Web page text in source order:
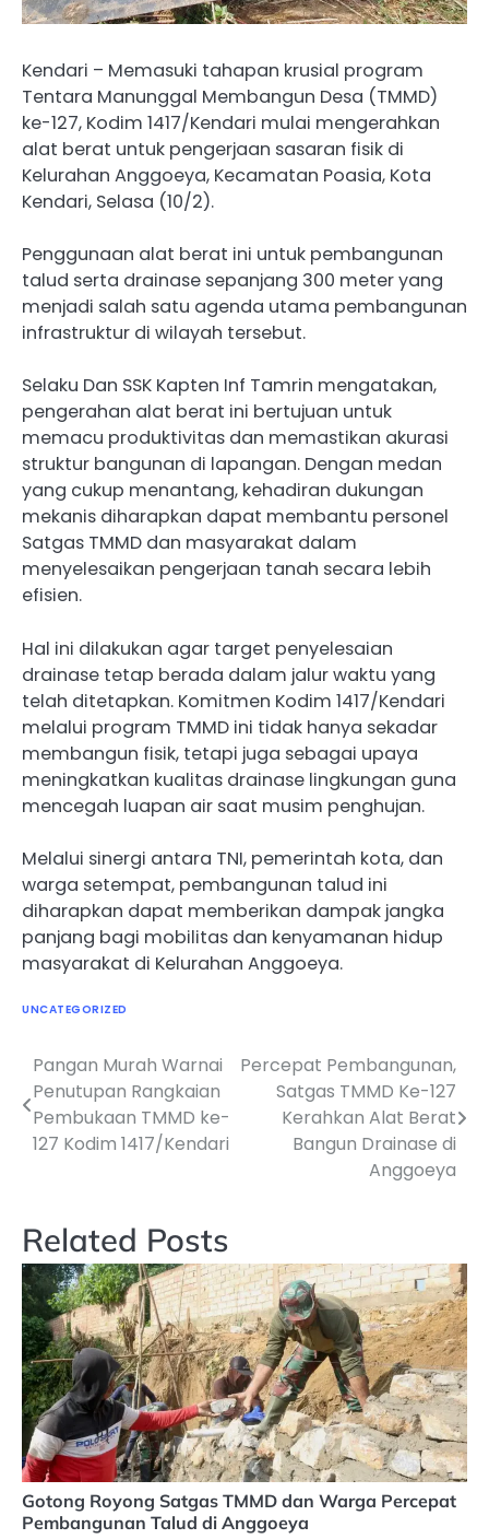
Kendari – Memasuki tahapan krusial program
Tentara Manunggal Membangun Desa (TMMD)
ke-127, Kodim 1417/Kendari mulai mengerahkan
alat berat untuk pengerjaan sasaran fisik di
Kelurahan Anggoeya, Kecamatan Poasia, Kota
Kendari, Selasa (10/2).
Penggunaan alat berat ini untuk pembangunan
talud serta drainase sepanjang 300 meter yang
menjadi salah satu agenda utama pembangunan
infrastruktur di wilayah tersebut.
Selaku Dan SSK Kapten Inf Tamrin mengatakan,
pengerahan alat berat ini bertujuan untuk
memacu produktivitas dan memastikan akurasi
struktur bangunan di lapangan. Dengan medan
yang cukup menantang, kehadiran dukungan
mekanis diharapkan dapat membantu personel
Satgas TMMD dan masyarakat dalam
menyelesaikan pengerjaan tanah secara lebih
efisien.
Hal ini dilakukan agar target penyelesaian
drainase tetap berada dalam jalur waktu yang
telah ditetapkan. Komitmen Kodim 1417/Kendari
melalui program TMMD ini tidak hanya sekadar
membangun fisik, tetapi juga sebagai upaya
meningkatkan kualitas drainase lingkungan guna
mencegah luapan air saat musim penghujan.
Melalui sinergi antara TNI, pemerintah kota, dan
warga setempat, pembangunan talud ini
diharapkan dapat memberikan dampak jangka
panjang bagi mobilitas dan kenyamanan hidup
masyarakat di Kelurahan Anggoeya.
UNCATEGORIZED
Navigasi
pos
Pangan Murah Warnai
Penutupan Rangkaian
Pembukaan TMMD ke-
127 Kodim 1417/Kendari
Percepat Pembangunan,
Satgas TMMD Ke-127
Kerahkan Alat Berat
Bangun Drainase di
Anggoeya
Related Posts
Gotong Royong Satgas TMMD dan Warga Percepat
Pembangunan Talud di Anggoeya